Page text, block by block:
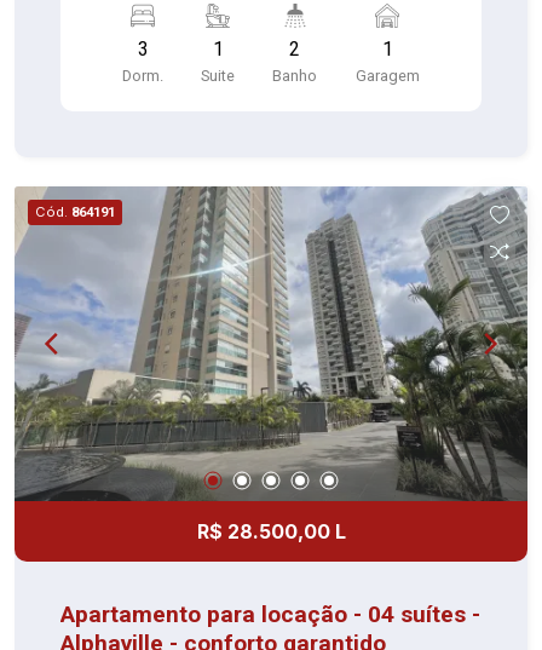
com tela de proteção e tela anti-mosquito 1 vaga
de garagem coberta Condomínio com lazer
completo, Piscina adulto com raia de 25m e deck
Poliesportiva , Fitness externo , Salão de festas
com espaço gourmet , Sala de ginástica
,Brinquedoteca , salão de festas infantil , Salão
de jogos. Fácil acesso as Rodovias Castelo
Branco e Anhanguera, shopping Tamboré,
supermercados Carrefour, Giga e Atacadão,
diversas escolas e centros comerciais Agende
sua visita e confirme!
3
Dorm.
1
Suite
2
Banho
1
Garagem
Cód. 864191
R$ 28.500,00 L
Apartamento para locação - 04 suítes -
Alphaville - conforto garantido